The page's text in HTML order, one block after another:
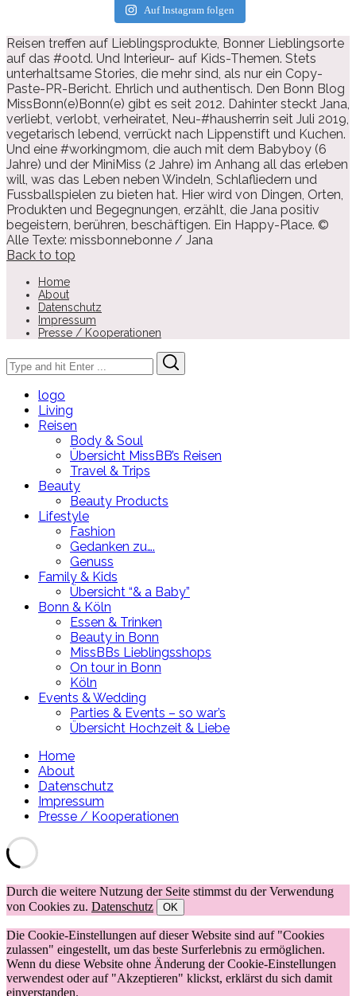
Auf Instagram folgen
Reisen treffen auf Lieblingsprodukte, Bonner Lieblingsorte
auf das #ootd. Und Interieur- auf Kids-Themen. Stets
unterhaltsame Stories, die mehr sind, als nur ein Copy-
Paste-PR-Bericht. Ehrlich und authentisch. Den Bonn Blog
MissBonn(e)Bonn(e) gibt es seit 2012. Dahinter steckt Jana,
verliebt, verlobt, verheiratet, Neu-#hausherrin seit Juli 2019,
vegetarisch lebend, verrückt nach Lippenstift und Kuchen.
Und eine #workingmom, die auch mit dem Babyboy (6
Jahre) und der MiniMiss (2 Jahre) im Anhang all das erleben
will, was das Leben neben Windeln, Schlafliedern und
Fussballspielen zu bieten hat. Hier wird von Dingen, Orten,
Produkten und Begegnungen, erzählt, die Jana positiv
begeistern, berühren, beschäftigen. Ein Happy-Place. ©
Alle Texte: missbonnebonne / Jana
Back to top
Home
About
Datenschutz
Impressum
Presse / Kooperationen
Search
for:
logo
Living
Reisen
Body & Soul
Übersicht MissBB’s Reisen
Travel & Trips
Beauty
Beauty Products
Lifestyle
Fashion
Gedanken zu….
Genuss
Family & Kids
Übersicht “& a Baby”
Bonn & Köln
Essen & Trinken
Beauty in Bonn
MissBBs Lieblingsshops
On tour in Bonn
Köln
Events & Wedding
Parties & Events – so war’s
Übersicht Hochzeit & Liebe
Home
About
Datenschutz
Impressum
Presse / Kooperationen
Durch die weitere Nutzung der Seite stimmst du der Verwendung
von Cookies zu. Datenschutz OK
Die Cookie-Einstellungen auf dieser Website sind auf "Cookies
zulassen" eingestellt, um das beste Surferlebnis zu ermöglichen.
Wenn du diese Website ohne Änderung der Cookie-Einstellungen
verwendest oder auf "Akzeptieren" klickst, erklärst du sich damit
einverstanden.